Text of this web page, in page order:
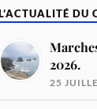
L’ACTUALITÉ DU
2026.
25